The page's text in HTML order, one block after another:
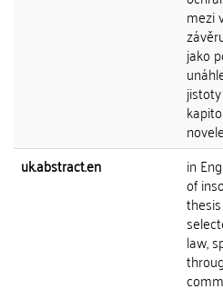
mezi
jako
uk.abstract.en
in
of
law,